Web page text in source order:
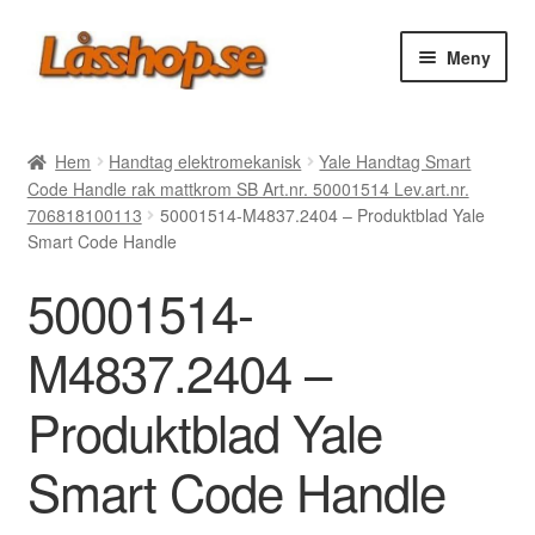
Hoppa
till
Hoppa
till
Meny
Rea
Vanliga frågor
Forum/Manualer/Råd
Support
Hem Handtag elektromekanisk
Yale Handtag Smart
Code Handle rak mattkrom SB Art.nr. 50001514 Lev.art.nr.
706818100113
50001514-M4837.2404 – Produktblad Yale
Smart Code Handle
50001514-
M4837.2404 –
Produktblad Yale
Smart Code Handle